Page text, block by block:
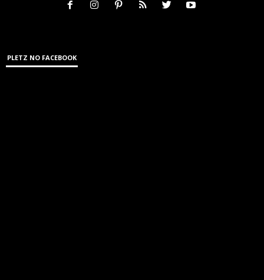
PLETZ NO FACEBOOK